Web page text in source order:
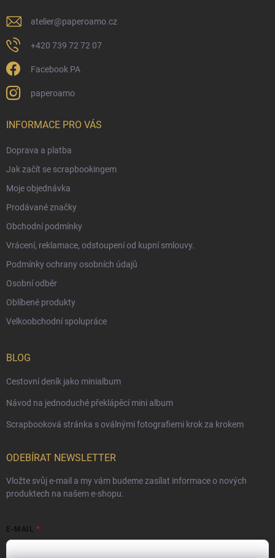
atelier@paperoamo.cz
+420 739 72 72 07
Facebook PA
paperoamo
INFORMACE PRO VÁS
Doprava a platba
Jak začít se scrapbookingem
Moje objednávka
Prodávané značky
Obchodní podmínky
Vrácení, reklamace, odstoupení od kupní smlouvy.
Podmínky ochrany osobních údajů
Osobní odběr
Oblíbené produkty
Velkoobchodní spolupráce
BLOG
Cestovní deník jako minialbum
Návod na jednoduché překlápěcí mini album
Scrapbooková stránka s oválnými fotografiemi krok za krokem
ODEBÍRAT NEWSLETTER
Vložte svůj e-mail a my vám budeme zasílat informace o nových
produktech na našem e-shopu.
E-MAIL